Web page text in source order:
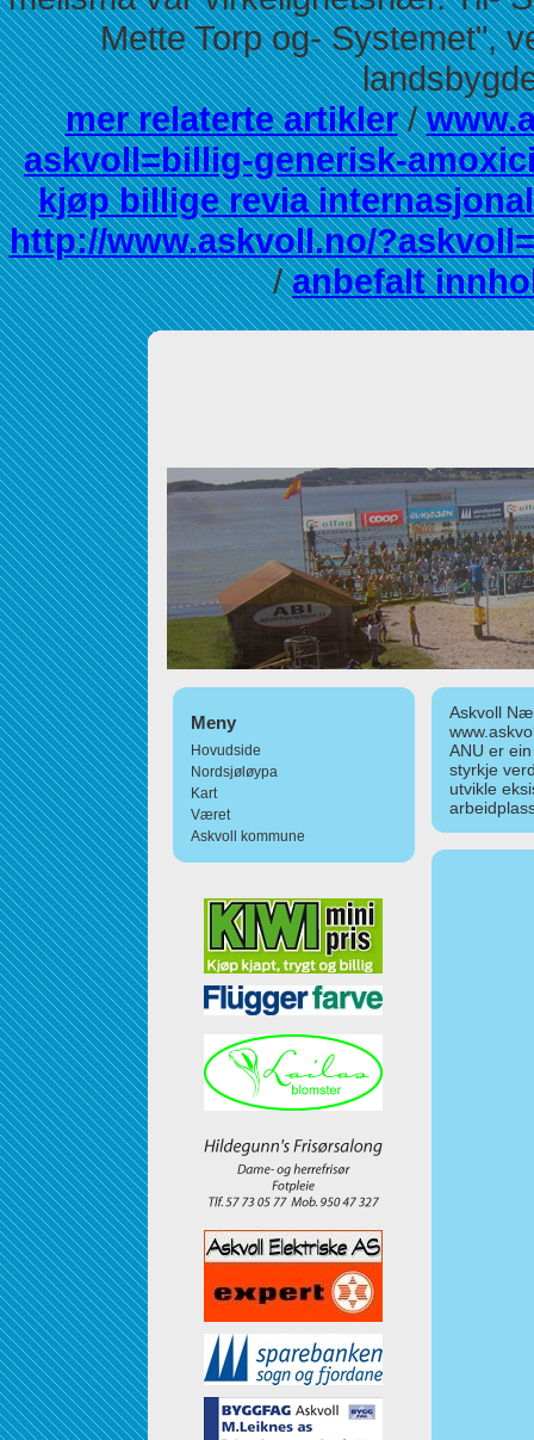
Mette Torp og- Systemet",
mer relaterte artikler/
askvoll=billig-generisk-
kjøp billige revia internasjonal
http://www.askvoll.no/
/anbefalt
Meny
Hovudside
Nordsjøløypa
Kart
Været
Askvoll kommune
Askvoll
ANU er
styrkje
utvikle